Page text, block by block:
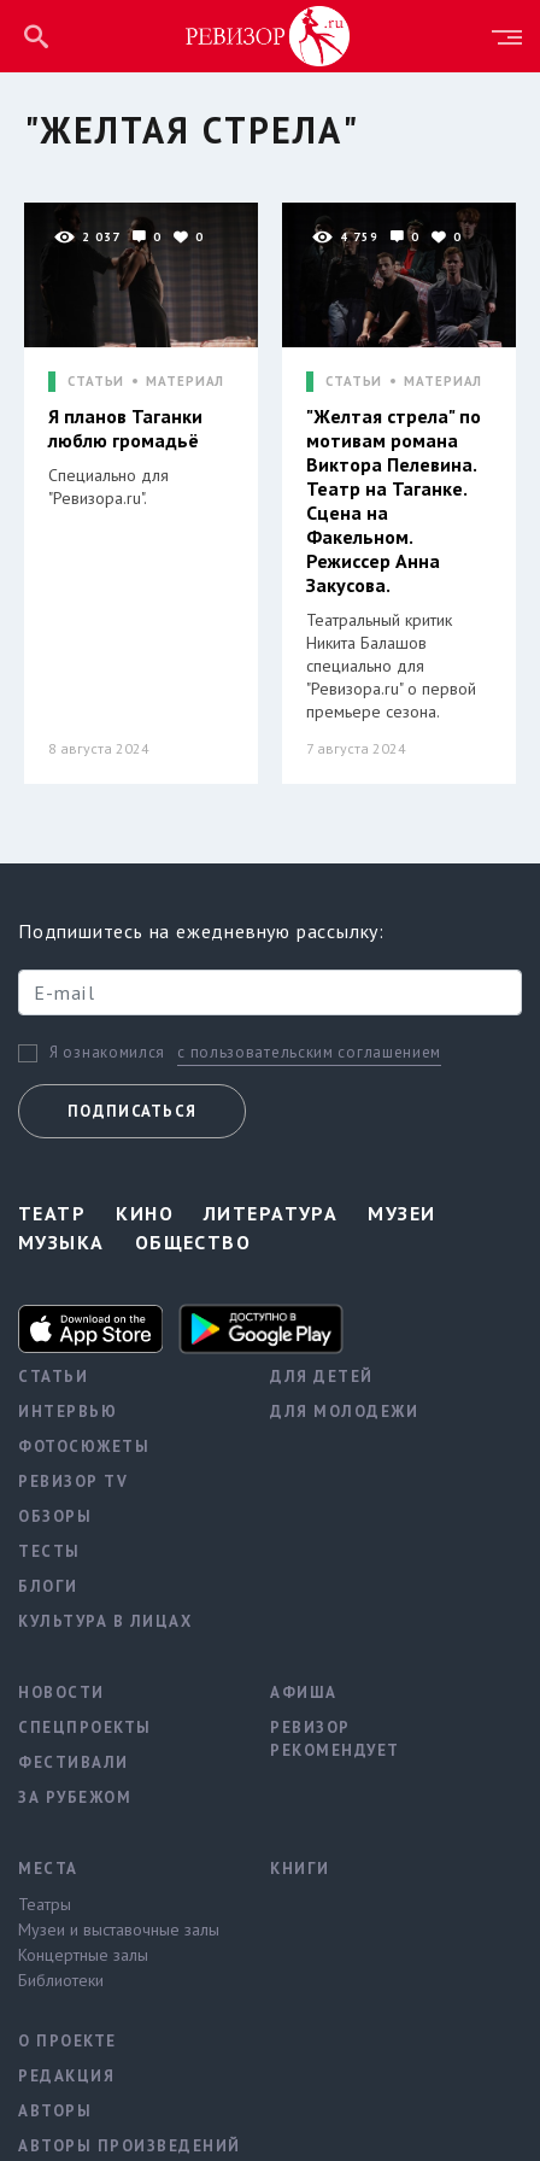
"ЖЕЛТАЯ СТРЕЛА"
2 037 0 0
СТАТЬИ МАТЕРИАЛ
Я планов Таганки
люблю громадьё
Специально для
"Ревизора.ru".
8 августа 2024
4 759 0 0
СТАТЬИ МАТЕРИАЛ
"Желтая стрела" по
мотивам романа
Виктора Пелевина.
Театр на Таганке.
Сцена на
Факельном.
Режиссер Анна
Закусова.
Театральный критик
Никита Балашов
специально для
"Ревизора.ru" о первой
премьере сезона.
7 августа 2024
Подпишитесь на ежедневную рассылку:
Я ознакомился с пользовательским соглашением
ПОДПИСАТЬСЯ
ТЕАТР КИНО ЛИТЕРАТУРА
МУЗЕИ
МУЗЫКА
ОБЩЕСТВО
СТАТЬИ
ИНТЕРВЬЮ
ФОТОСЮЖЕТЫ
РЕВИЗОР TV
ОБЗОРЫ
ТЕСТЫ
БЛОГИ
КУЛЬТУРА В ЛИЦАХ
ДЛЯ ДЕТЕЙ
ДЛЯ МОЛОДЕЖИ
НОВОСТИ
СПЕЦПРОЕКТЫ
ФЕСТИВАЛИ
ЗА РУБЕЖОМ
АФИША
РЕВИЗОР
РЕКОМЕНДУЕТ
МЕСТА
Театры
Музеи и выставочные залы
Концертные залы
Библиотеки
КНИГИ
О ПРОЕКТЕ
РЕДАКЦИЯ
АВТОРЫ
АВТОРЫ ПРОИЗВЕДЕНИЙ